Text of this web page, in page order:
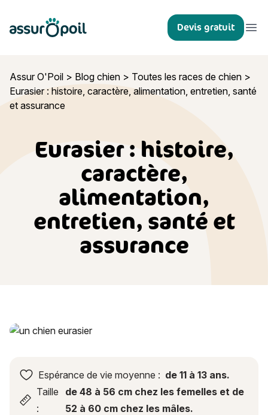
Assur O'Poil Devis gratuit
Assur O'Poil > Blog chien > Toutes les races de chien >
Eurasier : histoire, caractère, alimentation, entretien, santé
et assurance
Eurasier : histoire,
caractère,
alimentation,
entretien, santé et
assurance
Eurasier : histoire, caractère, alimentation, entretien, santé
Espérance de vie moyenne : de 11 à 13 ans.
Taille
:
de 48 à 56 cm chez les femelles et de
52 à 60 cm chez les mâles.